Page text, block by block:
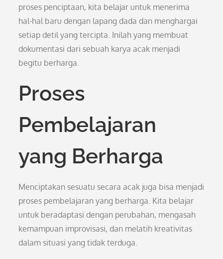
proses penciptaan, kita belajar untuk menerima
hal-hal baru dengan lapang dada dan menghargai
setiap detil yang tercipta. Inilah yang membuat
dokumentasi dari sebuah karya acak menjadi
begitu berharga.
Proses
Pembelajaran
yang Berharga
Menciptakan sesuatu secara acak juga bisa menjadi
proses pembelajaran yang berharga. Kita belajar
untuk beradaptasi dengan perubahan, mengasah
kemampuan improvisasi, dan melatih kreativitas
dalam situasi yang tidak terduga.